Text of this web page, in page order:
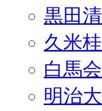
黒田
久米
白馬
明治